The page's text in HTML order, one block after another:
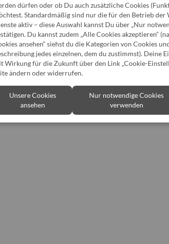
dürfen oder ob Du auch zusätzliche Cookies
Standardmäßig sind nur die für den Betrieb der
aktiv – diese Auswahl kannst Du über „Nur
Du kannst zudem „Alle Cookies akzeptieren“
ansehen“ siehst du die Kategorien von Cookies
jedes einzelnen, dem du zustimmst). Deine
Wirkung für die Zukunft über den Link „Cookie-
ändern oder widerrufen.
Nur notwendige Cookies
verwenden
Unsere Cookies
ansehen